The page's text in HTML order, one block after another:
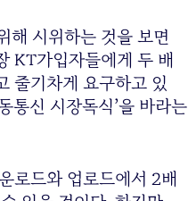
해 시위하는 것을 보면
KT가입자들에게 두 배
줄기차게 요구하고 있
통신 시장독식’을 바라는
로드와 업로드에서 2배